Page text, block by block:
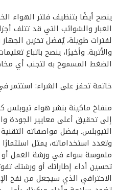
ينصح أيضًا بتنظيف فلتر الهواء
الغبار والشوائب التي قد تتلف
لفترات طويلة، يُفضل تخزين
والأتربة. وأخيرًا، ينصح باتباع
الضغط المسموح به لتجنب أي
خاتمة تحفز على الشراء: استثمر
منفاخ ماكينة بنشر هواء تيوبلس
إلى تحقيق أعلى معايير الجودة
التيوبلس. بفضل مواصفاته
وتعدد استخداماته، يمثل
ملموسة سواء في ورشة العمل أو
تحسين أداء إطاراتك أو ورشتك
الاحترافي الذي سيجعل من نفخ